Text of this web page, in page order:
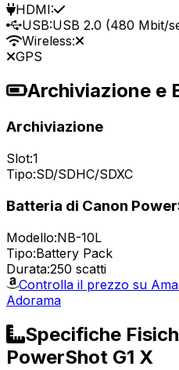
HDMI:
USB:USB 2.0 (480 Mbit/
Wireless:
GPS
Archiviazione e
Archiviazione
Slot:1
Tipo:SD/SDHC/SDXC
Batteria di Canon
Modello:NB-10L
Tipo:Battery Pack
Durata:250 scatti
Controlla il prezzo su
Adorama
Specifiche
PowerShot G1 X